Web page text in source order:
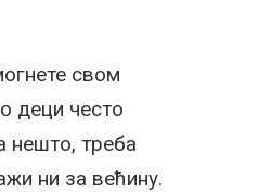
свом
деци често
нешто, треба
ни за већину.